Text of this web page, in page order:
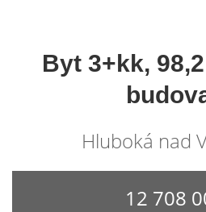
Byt 3+kk,
Hluboká nad
12 708